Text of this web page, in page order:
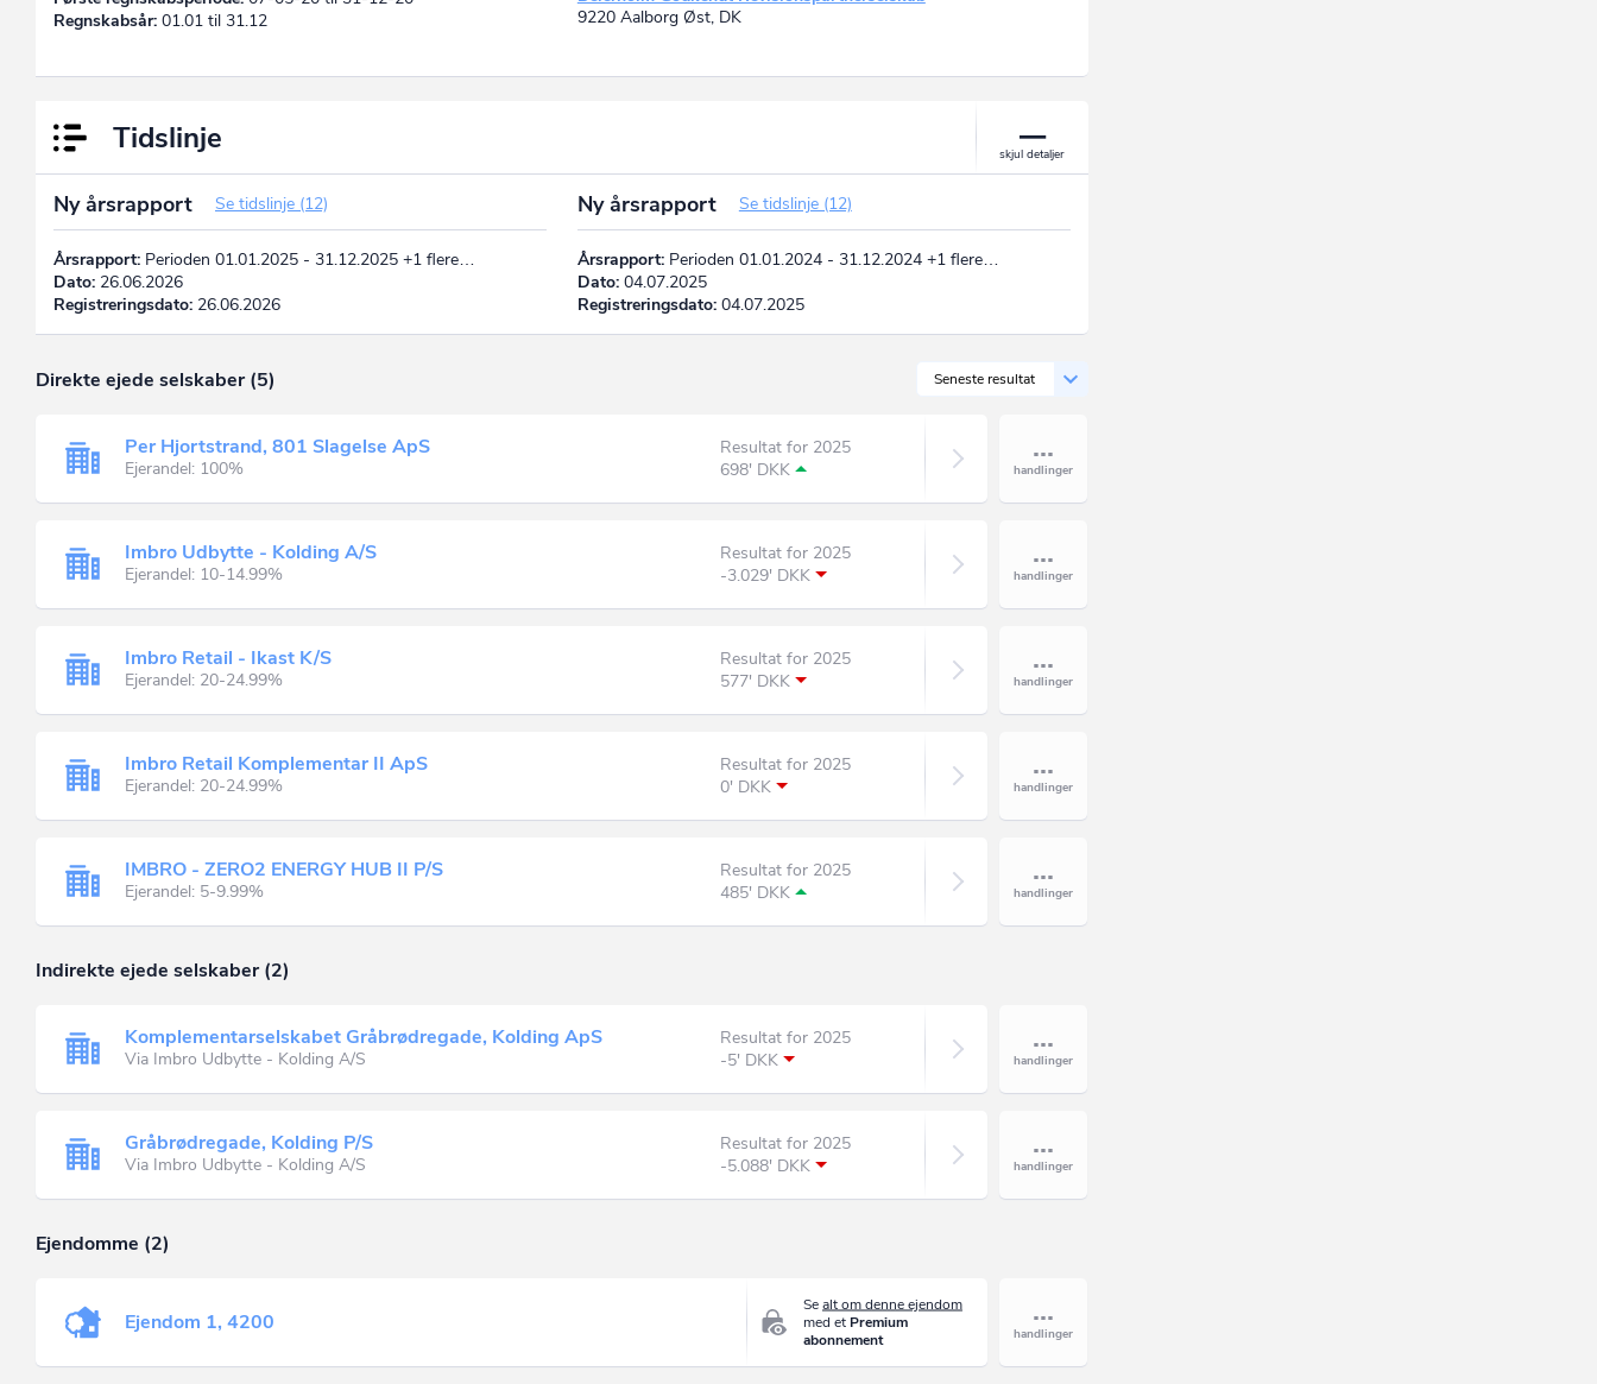
Regnskabsår: 01.01 til 31.12
9220 Aalborg Øst, DK
Tidslinje
Ny årsrapport Se tidslinje (12)
Årsrapport: Perioden 01.01.2025 - 31.12.2025 +1 flere…
Dato: 26.06.2026
Registreringsdato: 26.06.2026
Ny årsrapport Se tidslinje (12)
Årsrapport:Perioden 01.01.2024 - 31.12.2024 +1 flere…
Dato:04.07.2025
Registreringsdato:04.07.2025
Seneste resultat
Direkte ejede selskaber (5)
Per Hjortstrand, 801 Slagelse ApS
Ejerandel: 100%
Resultat for 2025
698' DKK
Imbro Udbytte - Kolding A/S
Ejerandel: 10-14.99%
Resultat for 2025
-3.029' DKK
Imbro Retail - Ikast K/S
Ejerandel: 20-24.99%
Resultat for 2025
577' DKK
Imbro Retail Komplementar II ApS
Ejerandel: 20-24.99%
Resultat for 2025
0' DKK
IMBRO - ZERO2 ENERGY HUB II P/S
Ejerandel: 5-9.99%
Resultat for 2025
485' DKK
Indirekte ejede selskaber (2)
Komplementarselskabet Gråbrødregade, Kolding ApS
Via Imbro Udbytte - Kolding A/S
Resultat for 2025
-5' DKK
Gråbrødregade, Kolding P/S
Via Imbro Udbytte - Kolding A/S
Resultat for 2025
-5.088' DKK
Ejendomme (2)
Sealt om denne ejendom
med et Premium
abonnement
Ejendom 1, 4200